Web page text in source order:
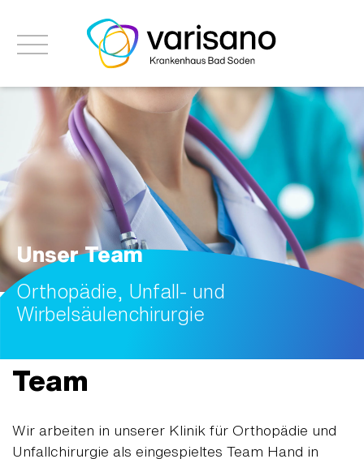
Unser Team
Orthopädie, Unfall- und
Wirbelsäulenchirurgie
Team
Wir arbeiten in unserer Klinik für Orthopädie und
Unfallchirurgie als eingespieltes Team Hand in